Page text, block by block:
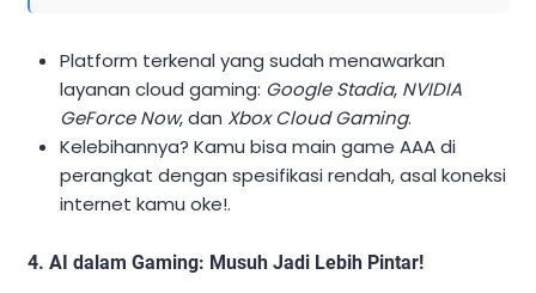
Platform terkenal yang sudah menawarkan
layanan cloud gaming: Google Stadia, NVIDIA
GeForce Now, dan Xbox Cloud Gaming.
Kelebihannya? Kamu bisa main game AAA di
perangkat dengan spesifikasi rendah, asal koneksi
internet kamu oke!.
4. AI dalam Gaming: Musuh Jadi Lebih Pintar!